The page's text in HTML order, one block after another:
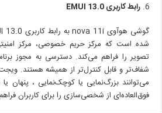
رابط کاربریEMUI 13.0
شده است که مرکز حریم خصوصی، مرکز
تصویر را فراهم می‌کند. دسترسی به مجوز
شفاف‌تر و قابل کنترل‌تر از همیشه هستند.
می‌توانند بزرگ‌نمایی یا کوچک‌نمایی ، پنهان
فوق‌العاده‌ای از شخصی‌سازی را برای کاربران